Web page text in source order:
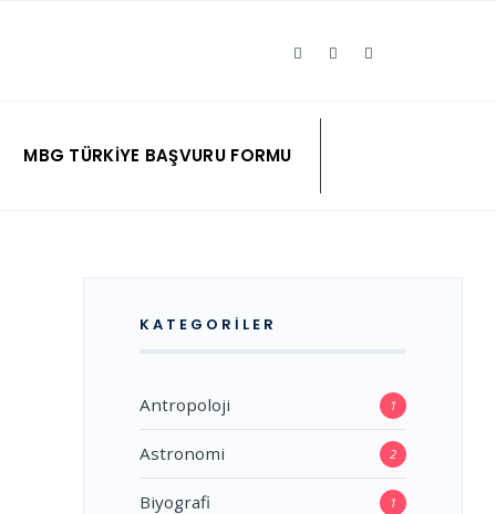
MBG TÜRKIYE BAŞVURU FORMU
KATEGORILER
Antropoloji 1
Astronomi 2
Biyografi 1